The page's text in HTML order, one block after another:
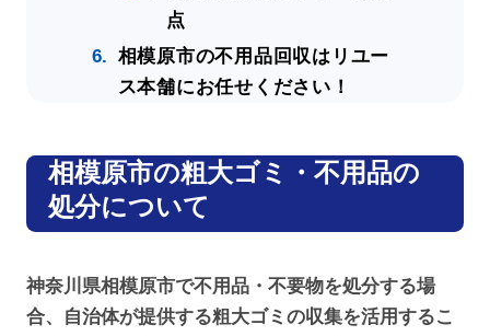
点
相模原市の不用品回収はリユー
ス本舗にお任せください！
相模原市の粗大ゴミ・不用品の
処分について
神奈川県相模原市で不用品・不要物を処分する場
合、自治体が提供する粗大ゴミの収集を活用するこ